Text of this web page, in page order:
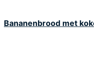
Bananenbrood met